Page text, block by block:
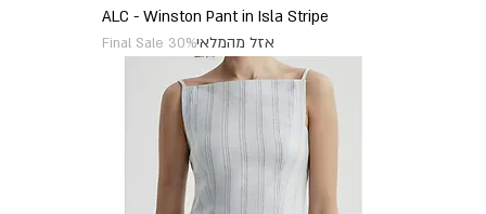
ALC - Winston Pant in Isla Stripe
אזל מהמלאיFinal Sale 30%